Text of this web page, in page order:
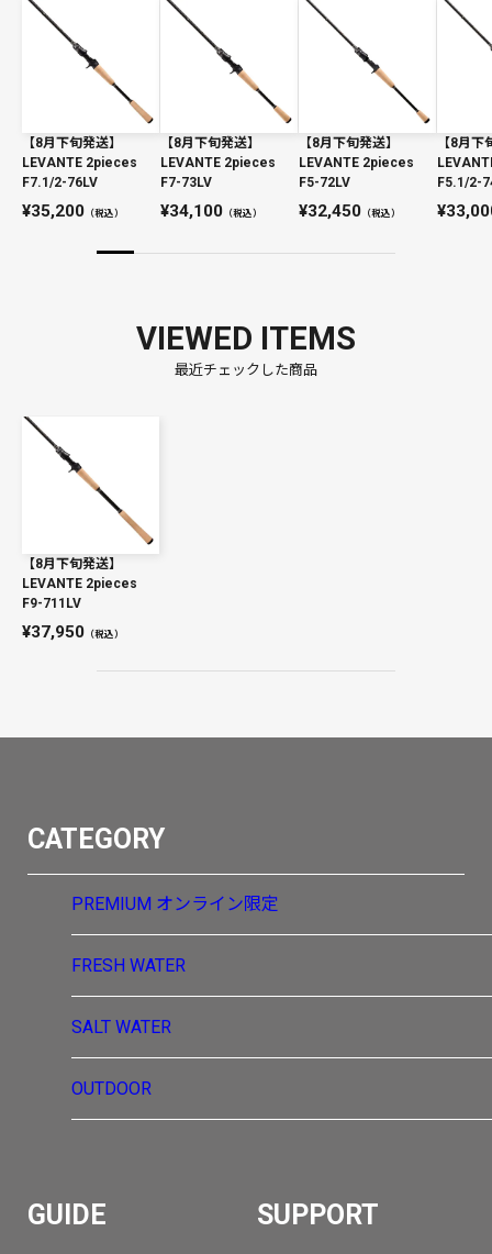
【8月下旬発送】
LEVANTE 2pieces
F7.1/2-76LV
35,200 （税込）
【8月下旬発送】
LEVANTE 2pieces
F7-73LV
34,100（税込）
【8月下旬発送】
LEVANTE 2pieces
F5-72LV
32,450（税込）
【8月下
F5.1/2-
VIEWED ITEMS
最近チェックした商品
【8月下旬発送】
LEVANTE 2pieces
F9-711LV
37,950 （税込）
CATEGORY
PREMIUM オンライン限定
FRESH WATER
SALT WATER
OUTDOOR
GUIDE SUPPORT